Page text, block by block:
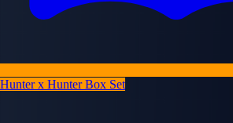
Hunter x Hunter Box Set